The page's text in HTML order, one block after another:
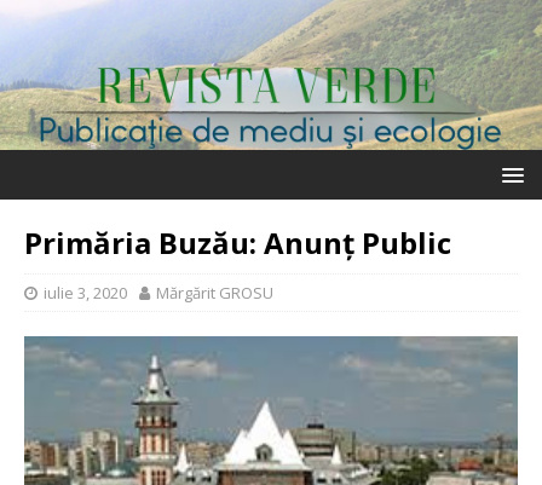
Primăria Buzău: Anunț Public
iulie 3, 2020 Mărgărit GROSU